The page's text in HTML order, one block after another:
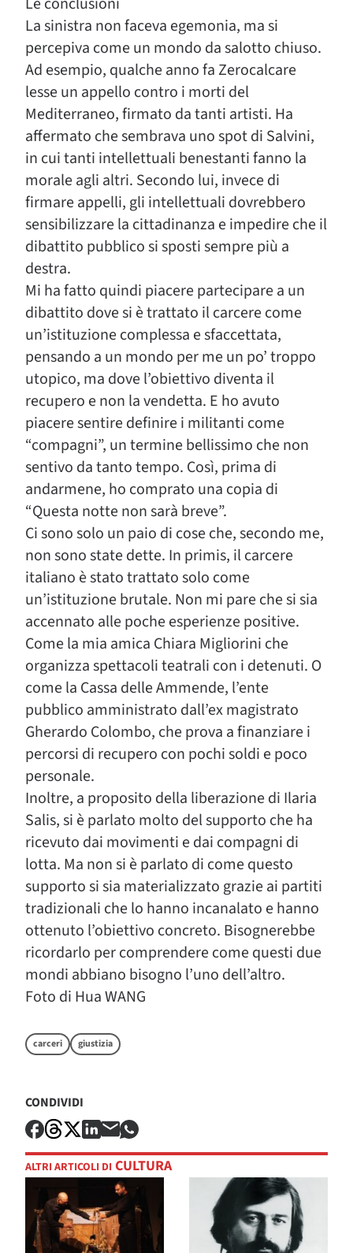
La sinistra non faceva egemonia, ma si
percepiva come un mondo da salotto chiuso.
Ad esempio, qualche anno fa Zerocalcare
lesse un appello contro i morti del
Mediterraneo, firmato da tanti artisti. Ha
affermato che sembrava uno spot di Salvini,
in cui tanti intellettuali benestanti fanno la
morale agli altri. Secondo lui, invece di
firmare appelli, gli intellettuali dovrebbero
sensibilizzare la cittadinanza e impedire che il
dibattito pubblico si sposti sempre più a
destra.
Mi ha fatto quindi piacere partecipare a un
dibattito dove si è trattato il carcere come
un’istituzione complessa e sfaccettata,
pensando a un mondo per me un po’ troppo
utopico, ma dove l’obiettivo diventa il
recupero e non la vendetta. E ho avuto
piacere sentire definire i militanti come
“compagni”, un termine bellissimo che non
sentivo da tanto tempo. Così, prima di
andarmene, ho comprato una copia di
“Questa notte non sarà breve”.
Ci sono solo un paio di cose che, secondo me,
non sono state dette. In primis, il carcere
italiano è stato trattato solo come
un’istituzione brutale. Non mi pare che si sia
accennato alle poche esperienze positive.
Come la mia amica Chiara Migliorini che
organizza spettacoli teatrali con i detenuti. O
come la Cassa delle Ammende, l’ente
pubblico amministrato dall’ex magistrato
Gherardo Colombo, che prova a finanziare i
percorsi di recupero con pochi soldi e poco
personale.
Inoltre, a proposito della liberazione di Ilaria
Salis, si è parlato molto del supporto che ha
ricevuto dai movimenti e dai compagni di
lotta. Ma non si è parlato di come questo
supporto si sia materializzato grazie ai partiti
tradizionali che lo hanno incanalato e hanno
ottenuto l’obiettivo concreto. Bisognerebbe
ricordarlo per comprendere come questi due
mondi abbiano bisogno l’uno dell’altro.
Foto di Hua WANG
carceri giustizia
CONDIVIDI
ALTRI ARTICOLI DI CULTURA